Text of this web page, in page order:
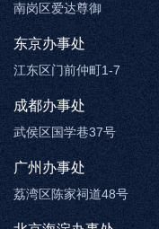
南岗区爱达尊御
东京办事处
江东区门前仲町1-7
成都办事处
武侯区国学巷37号
广州办事处
荔湾区陈家祠道48号